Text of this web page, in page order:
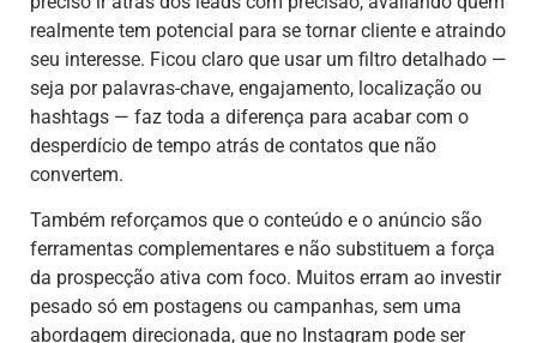
realmente tem potencial para se tornar cliente e atraindo
seu interesse. Ficou claro que usar um filtro detalhado —
seja por palavras-chave, engajamento, localização ou
hashtags — faz toda a diferença para acabar com o
desperdício de tempo atrás de contatos que não
convertem.
Também reforçamos que o conteúdo e o anúncio são
ferramentas complementares e não substituem a força
da prospecção ativa com foco. Muitos erram ao investir
pesado só em postagens ou campanhas, sem uma
abordagem direcionada, que no Instagram pode ser